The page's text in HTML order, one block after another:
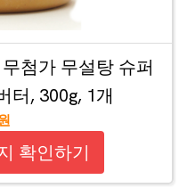
첨가 무설탕 슈퍼
터, 300g, 1개
확인하기